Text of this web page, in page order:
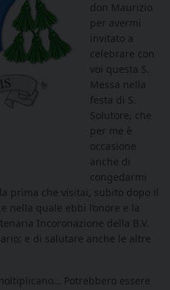
don Maurizio
per avermi
invitato a
celebrare con
voi questa S.
Messa nella
festa di S.
Solutore, che
per me è
occasione
anche di
congedarmi
prima che visitai, subito dopo il
nella quale ebbi l’onore e la
Incoronazione della B.V.
e di salutare anche le altre
Potrebbero essere